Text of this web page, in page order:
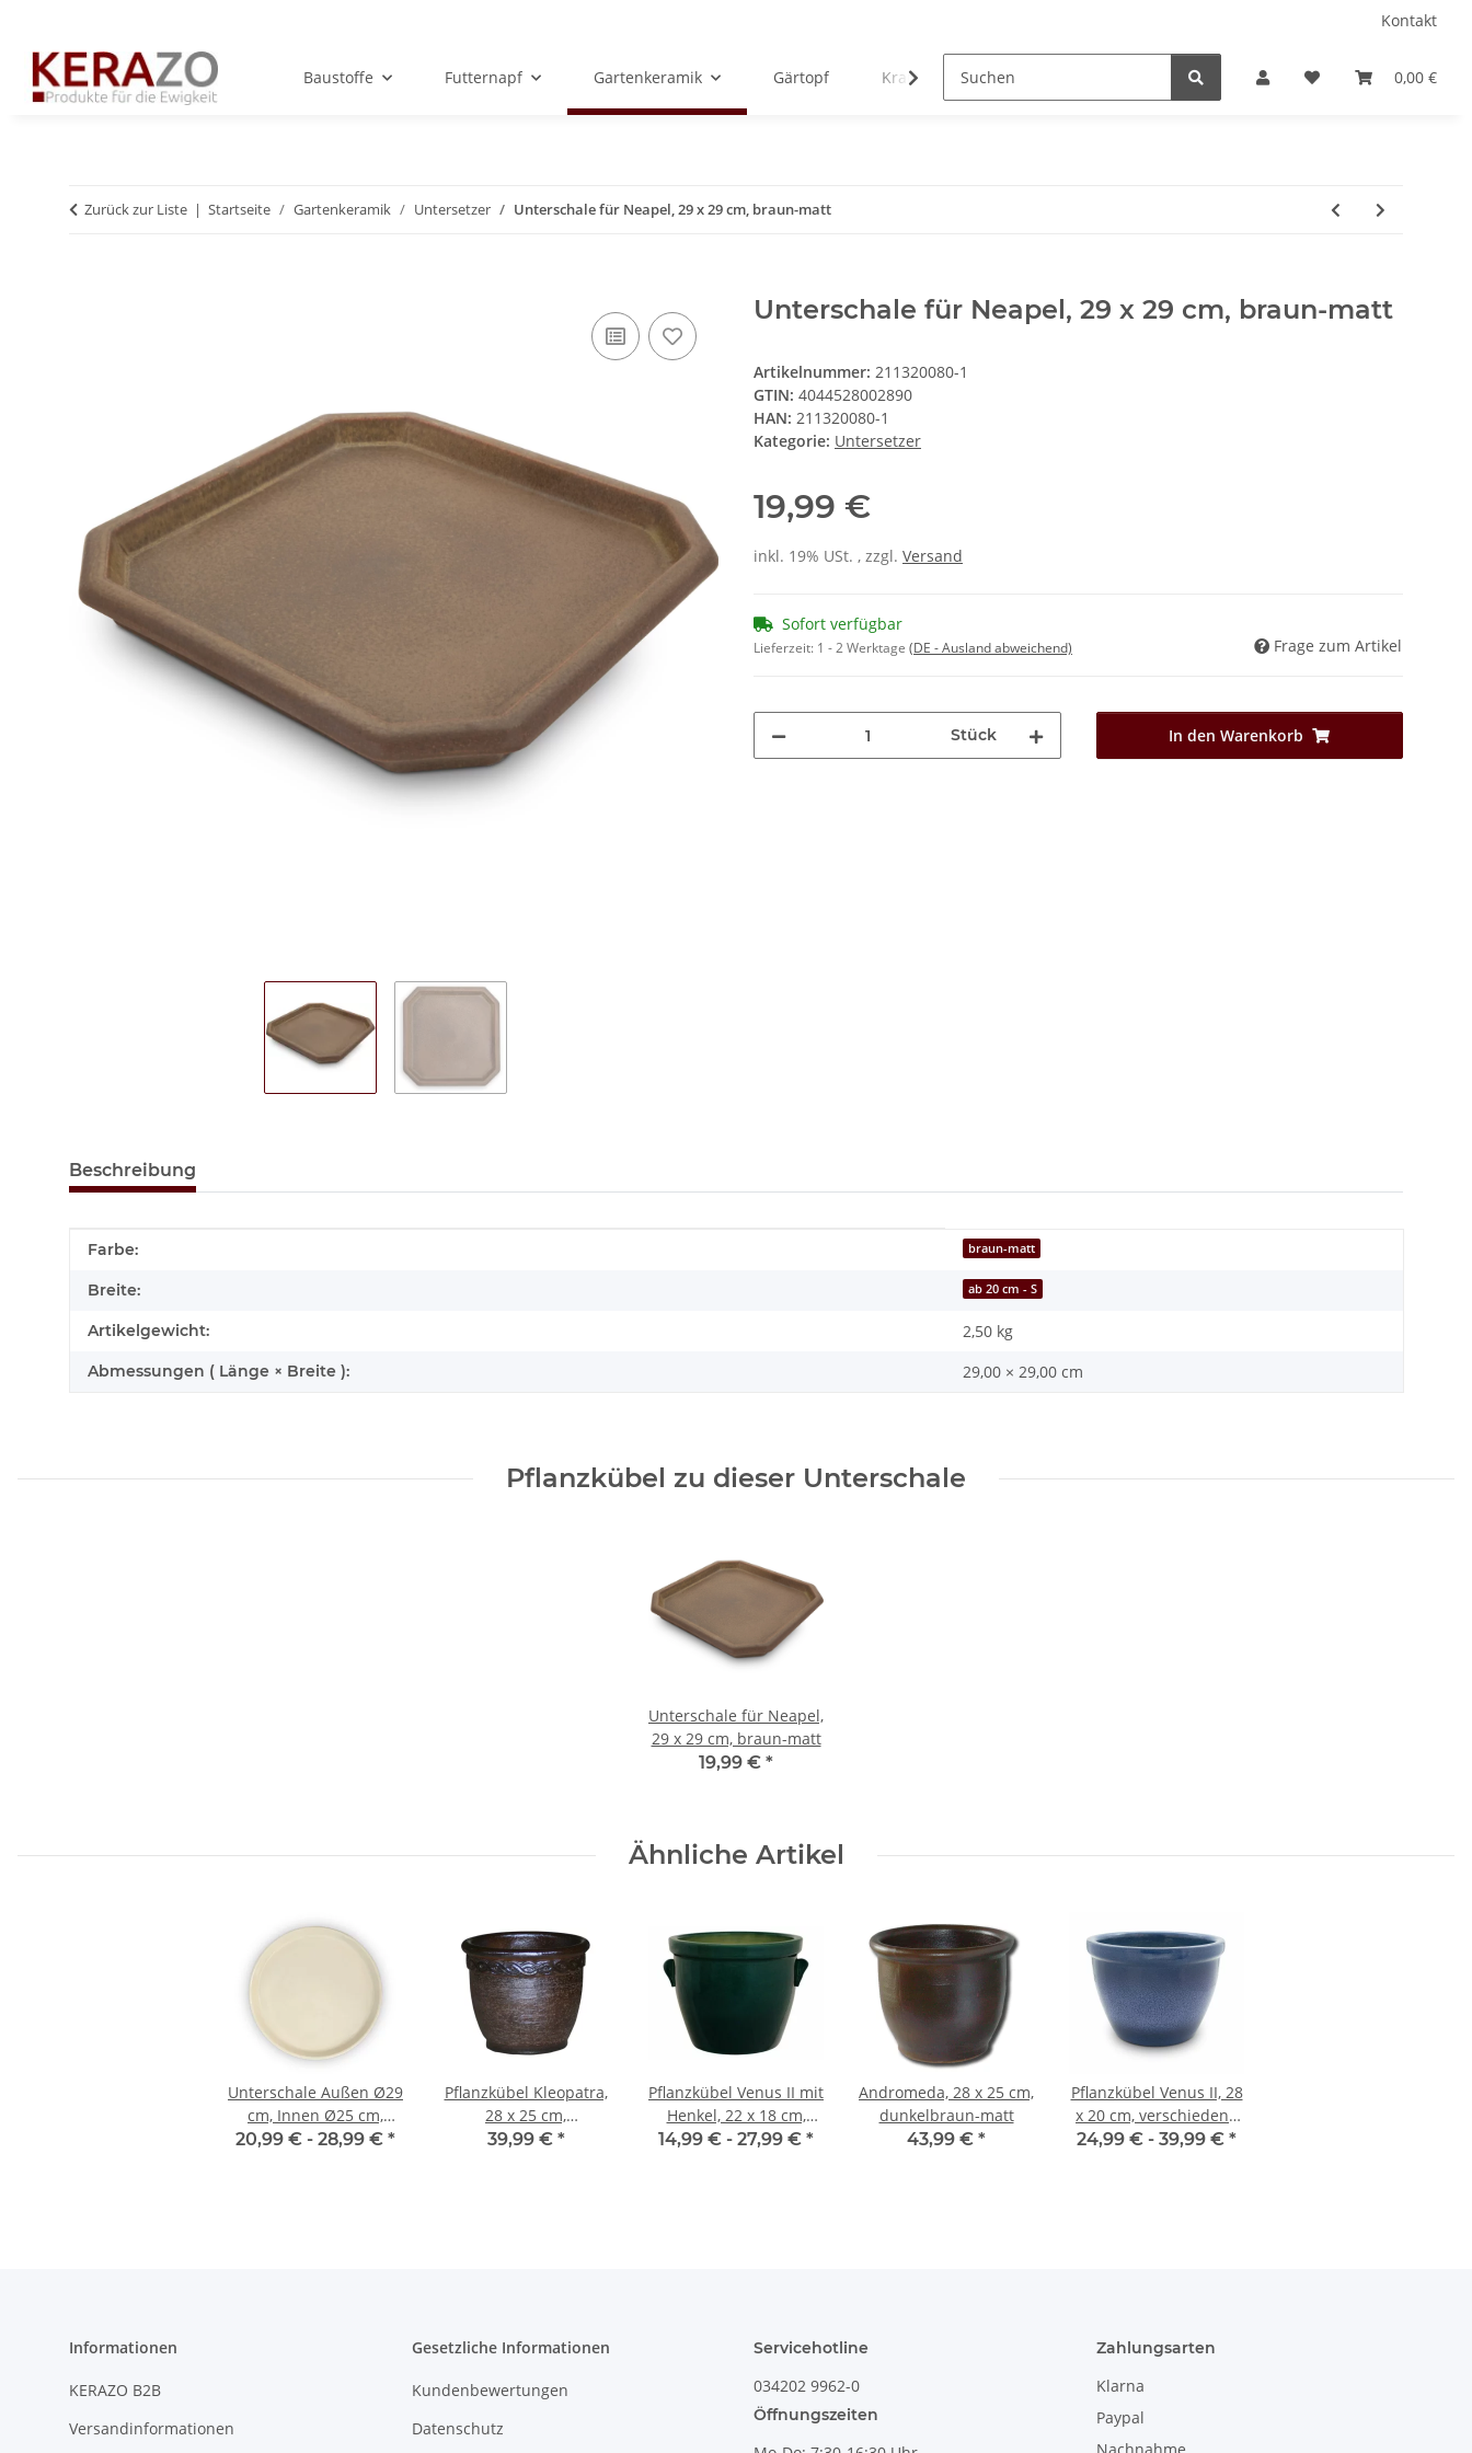
Kontakt
0,00 €
Baustoffe Futternapf Gartenkeramik Gärtopf Krauthobel Rumtopf
Zurück zur Liste Startseite Gartenkeramik Untersetzer Unterschale für Neapel, 29 x 29 cm, braun-matt
Unterschale für Neapel, 29 x 29 cm, braun-matt
Artikelnummer: 211320080-1
GTIN: 4044528002890
HAN: 211320080-1
Kategorie: Untersetzer
19,99 €
inkl. 19% USt. , zzgl. Versand
Sofort verfügbar
Lieferzeit: 1 - 2 Werktage (DE - Ausland abweichend) Frage zum Artikel
Stück In den Warenkorb
Beschreibung
Produkteigenschaft
Wert
Farbe: braun-matt
Breite: ab 20 cm - S
Artikelgewicht: 2,50 kg
Abmessungen ( Länge × Breite ): 29,00 × 29,00 cm
Pflanzkübel zu dieser Unterschale
Unterschale für Neapel,
29 x 29 cm, braun-matt
19,99 € *
Ähnliche Artikel
Unterschale Außen Ø29
cm, Innen Ø25 cm,
verschiedene Farben
20,99 € - 28,99 € *
Pflanzkübel Kleopatra,
28 x 25 cm,
verschiedene Farben
39,99 € *
Pflanzkübel Venus II mit
Henkel, 22 x 18 cm,
verschiedene Farben
14,99 € - 27,99 € *
Andromeda, 28 x 25 cm,
dunkelbraun-matt
43,99 € *
Pflanzkübel Venus II, 28
x 20 cm, verschiedene
Farben verfügbar
24,99 € - 39,99 € *
Informationen
KERAZO B2B
Versandinformationen
Gesetzliche Informationen
Kundenbewertungen
Datenschutz
Servicehotline
034202 9962-0
Öffnungszeiten
Zahlungsarten
Klarna
Paypal